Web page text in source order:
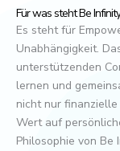
Für was steht Be
Es steht für
Unabhängigkeit.
unterstützenden
lernen und
nicht nur
Wert auf
Philosophie von Be